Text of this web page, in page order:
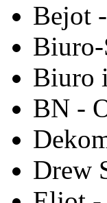
Bejot
Biuro
BN -
Drew